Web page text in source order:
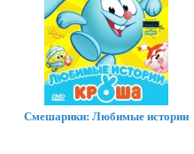
Смешарики: Любимые истории